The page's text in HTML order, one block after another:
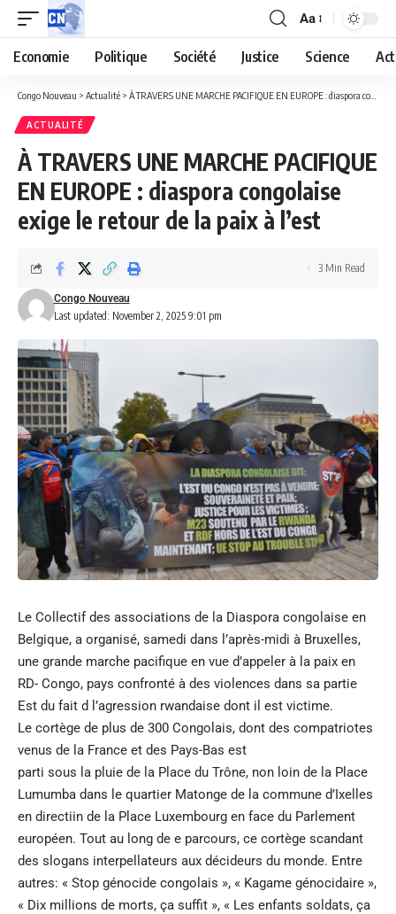
Aa
Economie Politique Société Justice Science
Congo Nouveau > Actualité > À TRAVERS UNE MARCHE PACIFIQUE EN EUROPE : diaspora congolaise exige le retour de la paix à l’est
ACTUALITÉ
À TRAVERS UNE MARCHE PACIFIQUE
EN EUROPE : diaspora congolaise
exige le retour de la paix à l’est
Last updated: November 2, 2025 9:01 pm
Congo Nouveau
3 Min Read
Le Collectif des associations de la Diaspora congolaise en
Belgique, a organisé, samedi dans l’après-midi à Bruxelles,
une grande marche pacifique en vue d’appeler à la paix en
RD- Congo, pays confronté à des violences dans sa partie
Est du fait d l’agression rwandaise dont il est victime.
Le cortège de plus de 300 Congolais, dont des compatriotes
venus de la France et des Pays-Bas est
parti sous la pluie de la Place du Trône, non loin de la Place
Lumumba dans le quartier Matonge de la commune d’Ixelles
en directiin de la Place Luxembourg en face du Parlement
européen. Tout au long de e parcours, ce cortège scandant
des slogans interpellateurs aux décideurs du monde. Entre
autres: « Stop génocide congolais », « Kagame génocidaire »,
« Dix millions de morts, ça suffit », « Les enfants soldats, ça